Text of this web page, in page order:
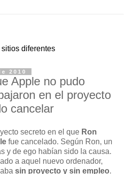
diferentes
2010
Apple no pudo
en el proyecto
cancelar
secreto en el que Ron
fue cancelado. Según Ron, un
y de ego habían sido la causa.
a aquel nuevo ordenador,
sin proyecto y sin empleo.